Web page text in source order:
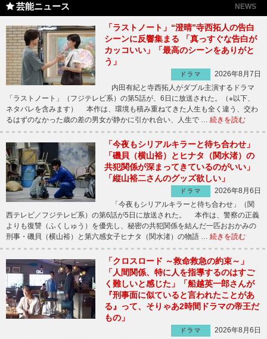
芸能ニュース NEWS
「ラストノート」“澄晴”寺西拓人の告白
シーンに反響集まる 「真っすぐな告白が
カッコいい」「最高のシーンをありがと
う」
ドラマ
2026年8月7日
内田有紀と寺西拓人がダブル主演するドラマ
「ラストノート」（フジテレビ系）の第5話が、6日に放送された。（※以下、
ネタバレを含みます） 本作は、環境も積み重ねてきた人生も全く違う、交わ
るはずのなかった歳の差の男女が静かに引かれ合い、人生で … 続きを読む
「今夜もシリアルキラーと待ち合わせ」
「磯貝（横山裕）とヒナタ（関水渚）の
共犯関係が深まってきているのがいい」
「縦山裕二さんのグッズ欲しい」
ドラマ
2026年8月6日
「今夜もシリアルキラーと待ち合わせ」（関
西テレビ／フジテレビ系）の第6話が5日に放送された。 本作は、警察の正義
よりも復讐（ふくしゅう）を優先し、秘密の共犯関係を結んだ一匹おおかみの
刑事・磯貝（横山裕）と第六感女子ヒナタ（関水渚）の物語 … 続きを読む
「クロスロード ～救命救急の約束～」
「人間関係、特に人を指導するのはすご
く難しいと感じた」「船越英一郎さんが
『刑事面に似ていると言われたことがあ
る』って、そりゃあ2時間ドラマの帝王だ
もの」
ドラマ
2026年8月6日